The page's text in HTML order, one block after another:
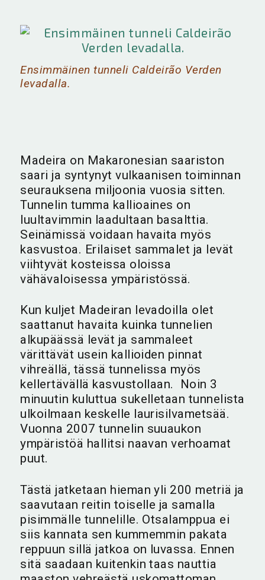
Ensimmäinen tunneli Caldeirão Verden
levadalla.
Madeira on Makaronesian saariston
saari ja syntynyt vulkaanisen toiminnan
seurauksena miljoonia vuosia sitten.
Tunnelin tumma kallioaines on
luultavimmin laadultaan basalttia.
Seinämissä voidaan havaita myös
kasvustoa. Erilaiset sammalet ja levät
viihtyvät kosteissa oloissa
vähävaloisessa ympäristössä.
Kun kuljet Madeiran levadoilla olet
saattanut havaita kuinka tunnelien
alkupäässä levät ja sammaleet
värittävät usein kallioiden pinnat
vihreällä, tässä tunnelissa myös
kellertävällä kasvustollaan. Noin 3
minuutin kuluttua sukelletaan tunnelista
ulkoilmaan keskelle laurisilvametsää.
Vuonna 2007 tunnelin suuaukon
ympäristöä hallitsi naavan verhoamat
puut.
Tästä jatketaan hieman yli 200 metriä ja
saavutaan reitin toiselle ja samalla
pisimmälle tunnelille. Otsalamppua ei
siis kannata sen kummemmin pakata
reppuun sillä jatkoa on luvassa. Ennen
sitä saadaan kuitenkin taas nauttia